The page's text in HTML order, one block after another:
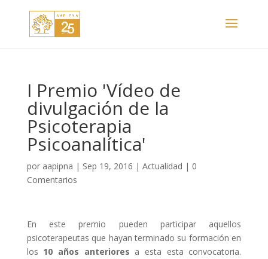
I Premio 'Vídeo de
divulgación de la
Psicoterapia
Psicoanalítica'
por aapipna | Sep 19, 2016 | Actualidad | 0
Comentarios
En este premio pueden participar aquellos
psicoterapeutas que hayan terminado su formación en
los 10 años anteriores a esta esta convocatoria.